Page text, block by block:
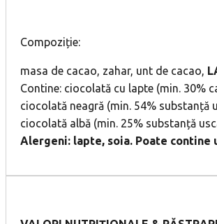
Compoziție:
masa de cacao, zahar, unt de cacao,
Contine: ciocolată cu lapte (min. 30%
ciocolată neagră (min. 54% substanță
ciocolată albă (min. 25% substanță
Alergeni: lapte, soia. Poate contine